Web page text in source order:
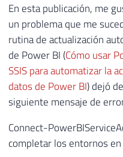
En esta publicación, me
un problema que me
rutina de actualización
de Power BI (Cómo usar
SSIS para automatizar la
datos de Power BI) dejó
siguiente mensaje de
Connect-
completar los entornos